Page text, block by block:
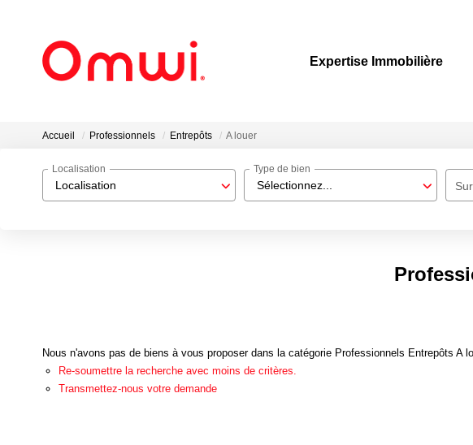
Expertise Immobilière
Accueil Professionnels Entrepôts A louer
Localisation
Localisation
Sélectionnez...
Type de bien
Nous n'avons pas de biens à vous proposer dans la catégorie Professionnels Entrepôts A
Re-soumettre la recherche avec moins de critères.
Transmettez-nous votre demande